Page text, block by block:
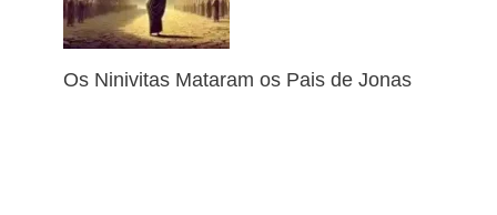
Os Ninivitas Mataram os Pais de Jonas